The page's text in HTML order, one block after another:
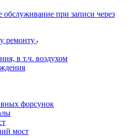
обслуживание при записи через
ремонту
в т.ч. воздухом
форсунок
мост